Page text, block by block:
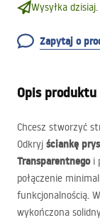
Wysyłka dzisiaj.
Zapytaj o
Opis produktu
Chcesz stworzyć
Odkryj ściankę
Transparentnegoi
połączenie
funkcjonalnością.
wykończona